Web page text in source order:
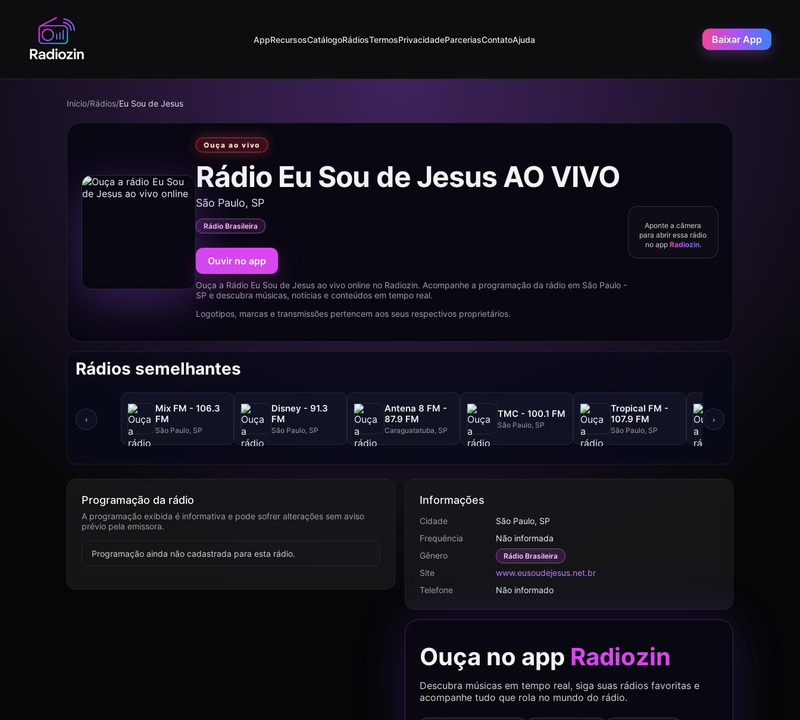
AppRecursosCatálogoRádiosTermosPrivacidadeParceriasContatoAjuda Baixar App
Início/Rádios/Eu Sou de Jesus
Ouça ao vivo
Rádio Eu Sou de Jesus AO VIVO
São Paulo, SP
Rádio Brasileira
Ouvir no app
Ouça a Rádio Eu Sou de Jesus ao vivo online no Radiozin. Acompanhe a programação da rádio em São Paulo -
SP e descubra músicas, notícias e conteúdos em tempo real.
Logotipos, marcas e transmissões pertencem aos seus respectivos proprietários.
Aponte a câmera
para abrir essa rádio
no app Radiozin.
Rádios semelhantes
‹
Mix FM - 106.3
FM
São Paulo, SP
Disney - 91.3
FM
São Paulo, SP
Antena 8 FM -
87.9 FM
Caraguatatuba, SP
TMC - 100.1 FM
São Paulo, SP
Tropical FM -
107.9 FM
São Paulo, SP
FM
São Paulo, SP
›
Programação da rádio
A programação exibida é informativa e pode sofrer alterações sem aviso
prévio pela emissora.
Programação ainda não cadastrada para esta rádio.
Informações
Cidade
São Paulo, SP
Frequência
Não informada
Gênero
Rádio Brasileira
Site
www.eusoudejesus.net.br
Telefone
Não informado
Ouça no app Radiozin
Descubra músicas em tempo real, siga suas rádios favoritas e
acompanhe tudo que rola no mundo do rádio.